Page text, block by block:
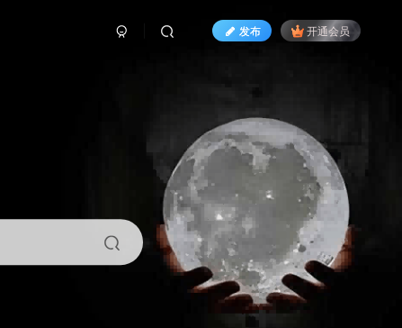
发布 开通会员